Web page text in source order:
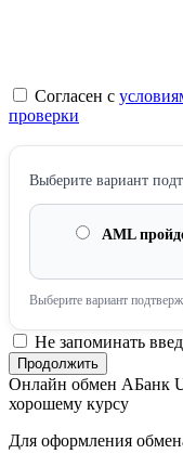
Согласен с
проверки
Выберите вариант
AML
Выберите вариант
Не запоминать
Онлайн обмен AБанк
хорошему курсу
Для оформления